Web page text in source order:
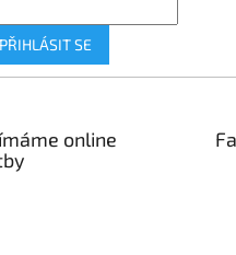
PŘIHLÁSIT SE
online